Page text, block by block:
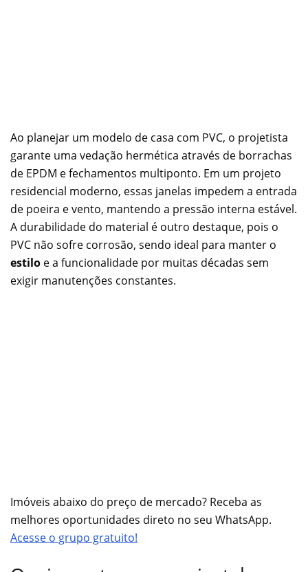
Ao planejar um modelo de casa com PVC, o projetista
garante uma vedação hermética através de borrachas
de EPDM e fechamentos multiponto. Em um projeto
residencial moderno, essas janelas impedem a entrada
de poeira e vento, mantendo a pressão interna estável.
A durabilidade do material é outro destaque, pois o
PVC não sofre corrosão, sendo ideal para manter o
estilo e a funcionalidade por muitas décadas sem
exigir manutenções constantes.
Imóveis abaixo do preço de mercado? Receba as
melhores oportunidades direto no seu WhatsApp.
Acesse o grupo gratuito!